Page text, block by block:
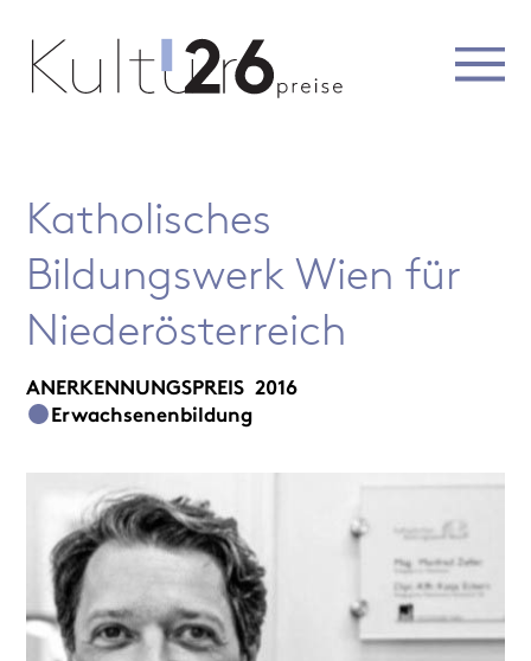
Katholisches
Bildungswerk Wien für
Niederösterreich
ANERKENNUNGSPREIS 2016
Erwachsenenbildung